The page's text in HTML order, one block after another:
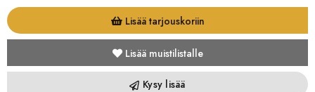
Lisää tarjouskoriin
Lisää muistilistalle
Kysy lisää